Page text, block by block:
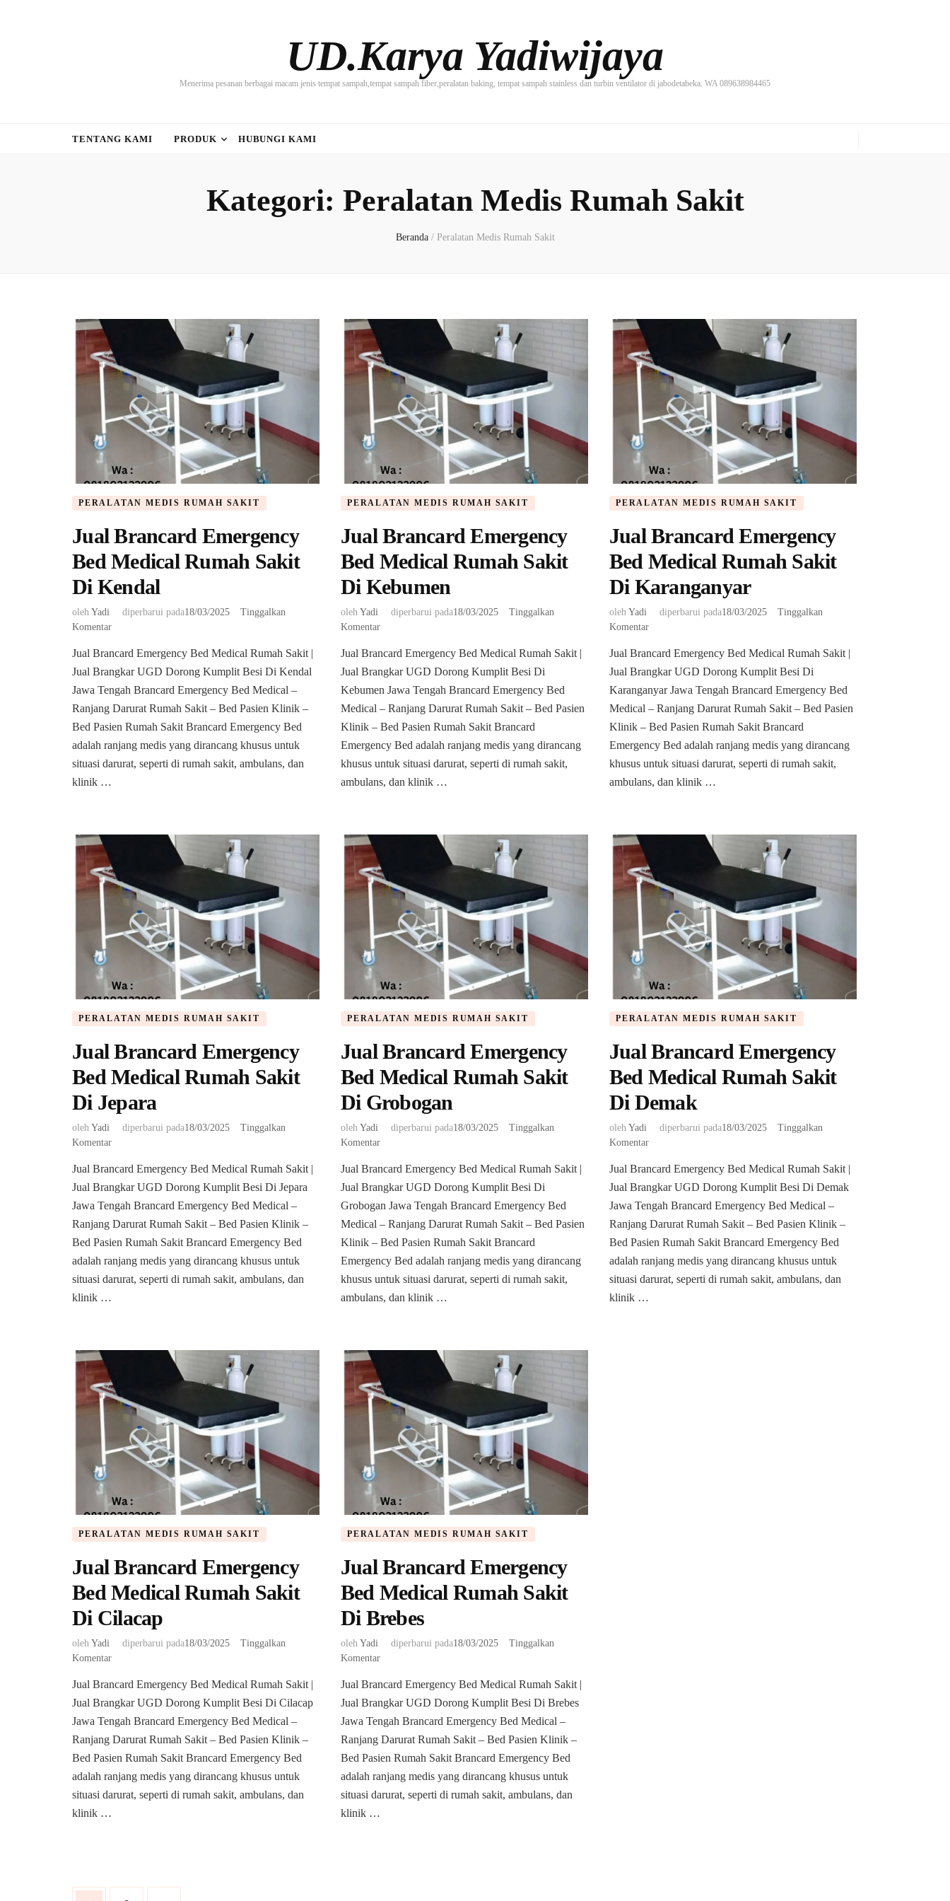
UD.Karya Yadiwijaya
Menerima pesanan berbagai macam jenis tempat sampah,tempat sampah fiber,peralatan baking, tempat sampah stainless dan turbin ventilator di jabodetabeka. WA 089638984465
TENTANG KAMI PRODUK HUBUNGI KAMI
Kategori: Peralatan Medis Rumah Sakit
Beranda / Peralatan Medis Rumah Sakit
PERALATAN MEDIS RUMAH SAKIT
Jual Brancard Emergency
Bed Medical Rumah Sakit
Di Kendal
oleh Yadi diperbarui pada18/03/2025
Tinggalkan
Komentarpada
Brancard
Emergency
Bed
Rumah
Sakit
Di
Kendal
Jual Brancard Emergency Bed Medical Rumah Sakit |
Jual Brangkar UGD Dorong Kumplit Besi Di Kendal
Jawa Tengah Brancard Emergency Bed Medical –
Ranjang Darurat Rumah Sakit – Bed Pasien Klinik –
Bed Pasien Rumah Sakit Brancard Emergency Bed
adalah ranjang medis yang dirancang khusus untuk
situasi darurat, seperti di rumah sakit, ambulans, dan
klinik …
PERALATAN MEDIS RUMAH SAKIT
Jual Brancard Emergency
Bed Medical Rumah Sakit
Di Kebumen
oleh Yadi diperbarui pada18/03/2025
Tinggalkan
Komentarpada
Brancard
Emergency
Bed
Rumah
Sakit
Di
Kebumen
Jual Brancard Emergency Bed Medical Rumah Sakit |
Jual Brangkar UGD Dorong Kumplit Besi Di
Kebumen Jawa Tengah Brancard Emergency Bed
Medical – Ranjang Darurat Rumah Sakit – Bed Pasien
Klinik – Bed Pasien Rumah Sakit Brancard
Emergency Bed adalah ranjang medis yang dirancang
khusus untuk situasi darurat, seperti di rumah sakit,
ambulans, dan klinik …
PERALATAN MEDIS RUMAH SAKIT
Jual Brancard Emergency
Bed Medical Rumah Sakit
Di Karanganyar
oleh Yadi diperbarui pada18/03/2025
Tinggalkan
Komentarpada
Brancard
Emergency
Bed
Rumah
Sakit
Di
Karanganyar
Jual Brancard Emergency Bed Medical Rumah Sakit |
Jual Brangkar UGD Dorong Kumplit Besi Di
Karanganyar Jawa Tengah Brancard Emergency Bed
Medical – Ranjang Darurat Rumah Sakit – Bed Pasien
Klinik – Bed Pasien Rumah Sakit Brancard
Emergency Bed adalah ranjang medis yang dirancang
khusus untuk situasi darurat, seperti di rumah sakit,
ambulans, dan klinik …
PERALATAN MEDIS RUMAH SAKIT
Jual Brancard Emergency
Bed Medical Rumah Sakit
Di Jepara
oleh Yadi diperbarui pada18/03/2025
Tinggalkan
Komentarpada
Brancard
Emergency
Bed
Rumah
Sakit
Di
Jepara
Jual Brancard Emergency Bed Medical Rumah Sakit |
Jual Brangkar UGD Dorong Kumplit Besi Di Jepara
Jawa Tengah Brancard Emergency Bed Medical –
Ranjang Darurat Rumah Sakit – Bed Pasien Klinik –
Bed Pasien Rumah Sakit Brancard Emergency Bed
adalah ranjang medis yang dirancang khusus untuk
situasi darurat, seperti di rumah sakit, ambulans, dan
klinik …
PERALATAN MEDIS RUMAH SAKIT
Jual Brancard Emergency
Bed Medical Rumah Sakit
Di Grobogan
oleh Yadi diperbarui pada18/03/2025
Tinggalkan
Komentarpada
Brancard
Emergency
Bed
Rumah
Sakit
Di
Grobogan
Jual Brancard Emergency Bed Medical Rumah Sakit |
Jual Brangkar UGD Dorong Kumplit Besi Di
Grobogan Jawa Tengah Brancard Emergency Bed
Medical – Ranjang Darurat Rumah Sakit – Bed Pasien
Klinik – Bed Pasien Rumah Sakit Brancard
Emergency Bed adalah ranjang medis yang dirancang
khusus untuk situasi darurat, seperti di rumah sakit,
ambulans, dan klinik …
PERALATAN MEDIS RUMAH SAKIT
Jual Brancard Emergency
Bed Medical Rumah Sakit
Di Demak
oleh Yadi diperbarui pada18/03/2025
Tinggalkan
Komentarpada
Brancard
Emergency
Bed
Rumah
Sakit
Di
Demak
Jual Brancard Emergency Bed Medical Rumah Sakit |
Jual Brangkar UGD Dorong Kumplit Besi Di Demak
Jawa Tengah Brancard Emergency Bed Medical –
Ranjang Darurat Rumah Sakit – Bed Pasien Klinik –
Bed Pasien Rumah Sakit Brancard Emergency Bed
adalah ranjang medis yang dirancang khusus untuk
situasi darurat, seperti di rumah sakit, ambulans, dan
klinik …
PERALATAN MEDIS RUMAH SAKIT
Jual Brancard Emergency
Bed Medical Rumah Sakit
Di Cilacap
oleh Yadi diperbarui pada18/03/2025
Tinggalkan
Komentarpada
Brancard
Emergency
Bed
Rumah
Sakit
Di
Cilacap
Jual Brancard Emergency Bed Medical Rumah Sakit |
Jual Brangkar UGD Dorong Kumplit Besi Di Cilacap
Jawa Tengah Brancard Emergency Bed Medical –
Ranjang Darurat Rumah Sakit – Bed Pasien Klinik –
Bed Pasien Rumah Sakit Brancard Emergency Bed
adalah ranjang medis yang dirancang khusus untuk
situasi darurat, seperti di rumah sakit, ambulans, dan
klinik …
PERALATAN MEDIS RUMAH SAKIT
Jual Brancard Emergency
Bed Medical Rumah Sakit
Di Brebes
oleh Yadi diperbarui pada18/03/2025
Tinggalkan
Komentarpada
Brancard
Emergency
Bed
Rumah
Sakit
Di
Brebes
Jual Brancard Emergency Bed Medical Rumah Sakit |
Jual Brangkar UGD Dorong Kumplit Besi Di Brebes
Jawa Tengah Brancard Emergency Bed Medical –
Ranjang Darurat Rumah Sakit – Bed Pasien Klinik –
Bed Pasien Rumah Sakit Brancard Emergency Bed
adalah ranjang medis yang dirancang khusus untuk
situasi darurat, seperti di rumah sakit, ambulans, dan
klinik …
Paginasi